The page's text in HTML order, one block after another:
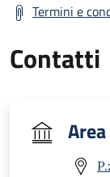
Termini e
Contatti